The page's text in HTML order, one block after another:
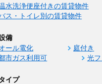
水洗浄便座付きの賃貸物件
ス・トイレ別の賃貸物件
備
ール電化 庭付き
市ガス利用可
光
イプ